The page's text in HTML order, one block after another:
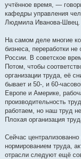
учтённое время, —
кафедры управления
Людмила Иванова-Швец.
На самом деле многие
бизнеса, переработки
России. В советское
Потом, чтобы
организации труда, её
бывает и 50-, и 60-
Европе и Америке,
производительность
работаем, но наш труд
Плохая организация
Сейчас централизованно
нормированием труда,
отрасли следуют ещё